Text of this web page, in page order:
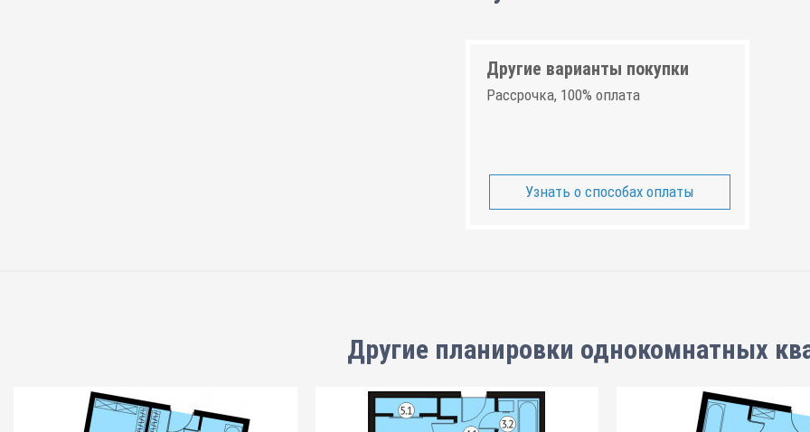
Другие варианты покупки
Рассрочка, 100% оплата
Узнать о способах оплаты
Другие планировки однокомнатных